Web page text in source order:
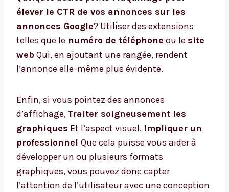
élever le CTR de vos annonces sur les
annonces Google? Utiliser des extensions
telles que le numéro de téléphone ou le site
webQui, en ajoutant une rangée, rendent
l’annonce elle-même plus évidente.
Enfin, si vous pointez des annonces
d’affichage,Traiter soigneusement les
graphiques Et l’aspect visuel. Impliquer un
professionnel Que cela puisse vous aider à
développer un ou plusieurs formats
graphiques, vous pouvez donc capter
l’attention de l’utilisateur avec une conception